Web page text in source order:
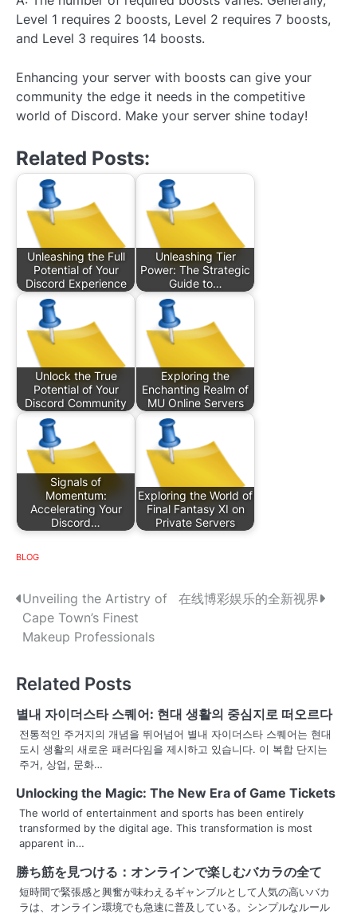
Level 1 requires 2 boosts, Level 2 requires 7 boosts,
and Level 3 requires 14 boosts.
Enhancing your server with boosts can give your
community the edge it needs in the competitive
world of Discord. Make your server shine today!
Related Posts:
Unleashing the Full
Potential of Your
Discord Experience
Unleashing Tier
Power: The Strategic
Guide to…
Unlock the True
Potential of Your
Discord Community
Exploring the
Enchanting Realm of
MU Online Servers
Signals of
Momentum:
Accelerating Your
Discord…
Exploring the World of
Final Fantasy XI on
Private Servers
BLOG
P
o
t
n
a
v
i
g
a
t
Unveiling the Artistry of
Cape Town’s Finest
Makeup Professionals
在线博彩娱乐的全新视界
Related Posts
별내 자이더스타 스퀘어: 현대 생활의 중심지로 떠오르다
전통적인 주거지의 개념을 뛰어넘어 별내 자이더스타 스퀘어는 현대
도시 생활의 새로운 패러다임을 제시하고 있습니다. 이 복합 단지는
주거, 상업, 문화…
Unlocking the Magic: The New Era of Game Tickets
The world of entertainment and sports has been entirely
transformed by the digital age. This transformation is most
apparent in…
勝ち筋を見つける：オンラインで楽しむバカラの全て
短時間で緊張感と興奮が味わえるギャンブルとして人気の高いバカ
ラは、オンライン環境でも急速に普及している。シンプルなルール